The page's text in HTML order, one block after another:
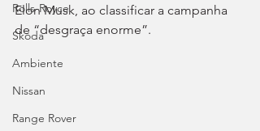
Rolls-Royce
Skoda
Ambiente
Nissan
Range Rover
Elon Musk, ao classificar a campanha
de “desgraça enorme”.